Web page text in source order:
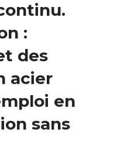
:
des
acier
en
sans